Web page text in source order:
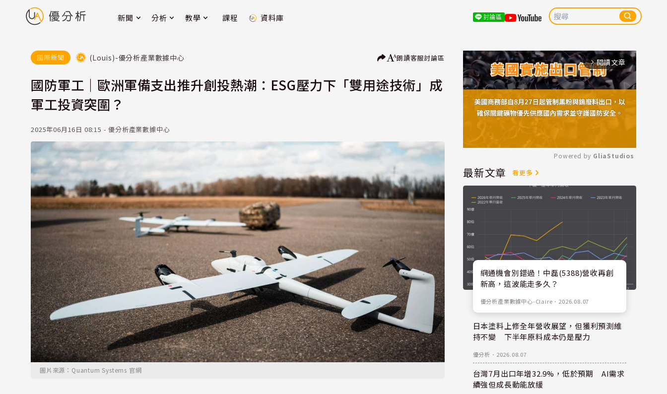
新聞 分析 教學 課程 資料庫 討論區
國際新聞 (Louis)-優分析產業數據中心 朗讀客服討論區
國防軍工｜歐洲軍備支出推升創投熱潮：ESG壓力下「雙用途技術」成
軍工投資突圍？
2025年06月16日 08:15 - 優分析產業數據中心
圖片來源：Quantum Systems 官網
arrow_forward_ios 閱讀文章
Mute
Powered by GliaStudios
最新文章 看更多
網通機會別錯過！中磊(5388)營收再創
新高，這波能走多久？
優分析產業數據中心-Claire ． 2026.08.07
日本塗料上修全年營收展望，但獲利預測維
持不變 下半年原料成本仍是壓力
優分析 ． 2026.08.07
台灣7月出口年增32.9%，低於預期 AI需求
續強但成長動能放緩